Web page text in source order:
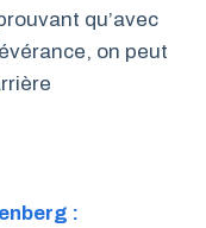
qu’avec
on peut
: